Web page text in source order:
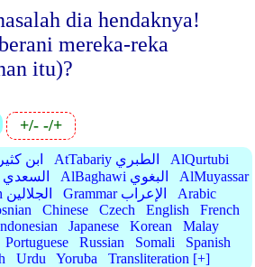
dia hendaknya!
mereka-reka
itu)?
+/--/+
IbnKathir ابن كثير AtTabariy الطبري
AlQurtubi
AsSaadiyy السعدي AlBaghawi البغوي
AlMuyassar
AlJalalain الجلالين Grammar الإعراب
Arabic
Chinese Czech English
French
Japanese Korean
Malay
Portuguese Russian Somali
Spanish
Urdu Yoruba Transliteration [+]